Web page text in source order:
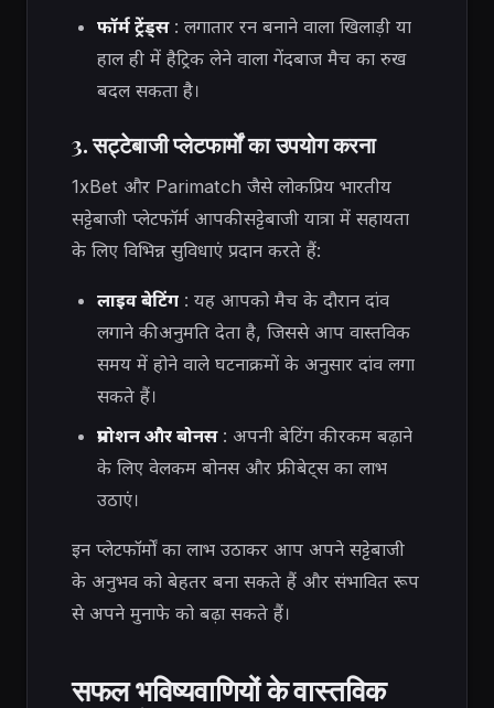
फॉर्म ट्रेंड्स: लगातार रन बनाने वाला खिलाड़ी या
हाल ही में हैट्रिक लेने वाला गेंदबाज मैच का रुख
बदल सकता है।
3. सट्टेबाजी प्लेटफार्मों का उपयोग करना
1xBet और Parimatch जैसे लोकप्रिय भारतीय
सट्टेबाजी प्लेटफॉर्म आपकी सट्टेबाजी यात्रा में सहायता
के लिए विभिन्न सुविधाएं प्रदान करते हैं:
लाइव बेटिंग: यह आपको मैच के दौरान दांव
लगाने की अनुमति देता है, जिससे आप वास्तविक
समय में होने वाले घटनाक्रमों के अनुसार दांव लगा
सकते हैं।
प्रमोशन और बोनस: अपनी बेटिंग की रकम बढ़ाने
के लिए वेलकम बोनस और फ्री बेट्स का लाभ
उठाएं।
इन प्लेटफॉर्मों का लाभ उठाकर आप अपने सट्टेबाजी
के अनुभव को बेहतर बना सकते हैं और संभावित रूप
से अपने मुनाफे को बढ़ा सकते हैं।
सफल भविष्यवाणियों के वास्तविक